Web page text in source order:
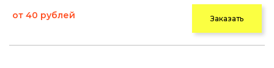
от 40 рублей Заказать